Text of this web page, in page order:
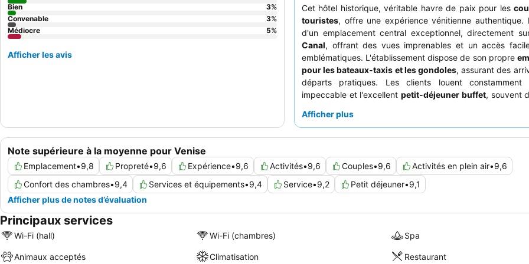
Cet hôtel historique, véritable havre de paix pour les
touristes, offre une expérience vénitienne authentique.
d'un emplacement central exceptionnel, directement
Canal, offrant des vues imprenables et un accès
emblématiques. L'établissement dispose de son propre
pour les bateaux-taxis et les gondoles, assurant des
départs pratiques. Les clients louent constamment
impeccable et l'excellentpetit-déjeuner buffet, souvent
vraiment immersive, pensez à réserver un
Afficher plus
Note supérieure à la moyenne pour Venise
Emplacement•9,8 Propreté•9,6 Expérience•9,6 Activités•9,6 Couples•9,6 Activités en plein air•9,6
Confort des chambres•9,4 Services et équipements•9,4 Service•9,2 Petit déjeuner•9,1
Afficher plus de notes d’évaluation
Bien
3%
Convenable
3%
Médiocre
5%
Afficher les avis
Principaux services
Wi-Fi (hall) Wi-Fi (chambres) Spa
Animaux acceptés Climatisation Restaurant